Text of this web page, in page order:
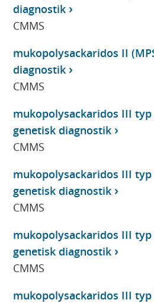
diagnostik
CMMS
mukopolysackaridos II
diagnostik
CMMS
mukopolysackaridos III typ
genetisk diagnostik
CMMS
mukopolysackaridos III typ
genetisk diagnostik
CMMS
mukopolysackaridos III typ
genetisk diagnostik
CMMS
mukopolysackaridos III typ